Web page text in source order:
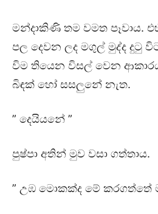
මන්දාකිණි තම වමත පෑවාය.
පල දෙවන ලද මගුල් මුද්ද දුටු
විම තියෙන විසල් වෙන
බිඳක් හෝ සසලුනේ නැත.
” දෙයියනේ ”
පුෂ්පා අතින් මුව වසා ගත්තාය.
” උඹ මොකක්ද මේ කරගත්තේ